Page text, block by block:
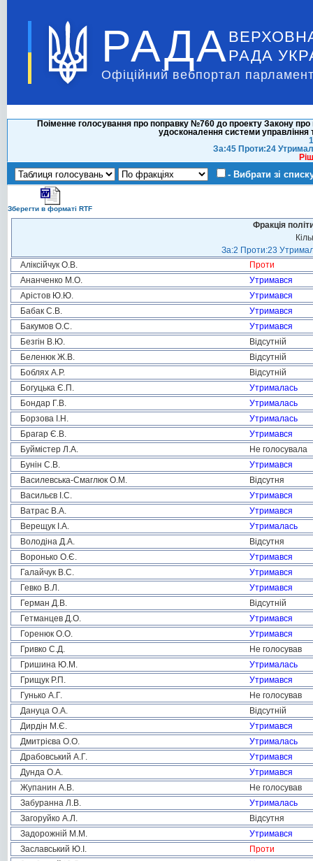
РАДА РАДА
Офіційний вебпортал
Поіменне голосування про поправку №760 до проекту Закону
удосконалення системи управління
За:45 Проти:24
- Вибрати зі
Зберегти в форматі RTF
Фракція
За:2 Проти:23
Аліксійчук О.В.
Проти
Ананченко М.О.
Утримався
Арістов Ю.Ю.
Утримався
Бабак С.В.
Утримався
Бакумов О.С.
Утримався
Безгін В.Ю.
Відсутній
Беленюк Ж.В.
Відсутній
Боблях А.Р.
Відсутній
Богуцька Є.П.
Утрималась
Бондар Г.В.
Утрималась
Борзова І.Н.
Утрималась
Брагар Є.В.
Утримався
Буймістер Л.А.
Не голосувала
Бунін С.В.
Утримався
Василевська-Смаглюк О.М.
Відсутня
Васильєв І.С.
Утримався
Ватрас В.А.
Утримався
Верещук І.А.
Утрималась
Володіна Д.А.
Відсутня
Воронько О.Є.
Утримався
Галайчук В.С.
Утримався
Гевко В.Л.
Утримався
Герман Д.В.
Відсутній
Гетманцев Д.О.
Утримався
Горенюк О.О.
Утримався
Гривко С.Д.
Не голосував
Гришина Ю.М.
Утрималась
Грищук Р.П.
Утримався
Гунько А.Г.
Не голосував
Дануца О.А.
Відсутній
Дирдін М.Є.
Утримався
Дмитрієва О.О.
Утрималась
Драбовський А.Г.
Утримався
Дунда О.А.
Утримався
Жупанин А.В.
Не голосував
Забуранна Л.В.
Утрималась
Загоруйко А.Л.
Відсутня
Задорожній М.М.
Утримався
Заславський Ю.І.
Проти